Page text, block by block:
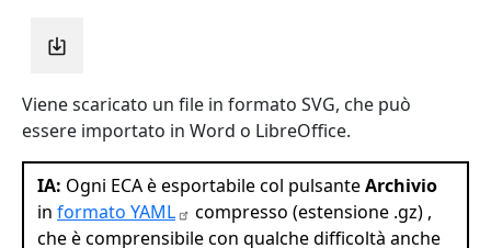
Viene scaricato un file in formato SVG, che può
essere importato in Word o LibreOffice.
IA: Ogni ECA è esportabile col pulsanteArchivio
in formato YAML
compresso (estensione .gz) ,
che è comprensibile con qualche difficoltà anche